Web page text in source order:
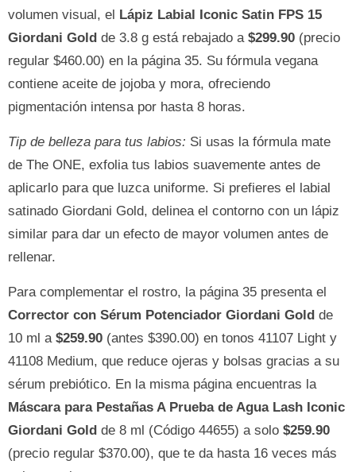
volumen visual, el Lápiz Labial Iconic Satin FPS 15
Giordani Gold de 3.8 g está rebajado a $299.90 (precio
regular $460.00) en la página 35. Su fórmula vegana
contiene aceite de jojoba y mora, ofreciendo
pigmentación intensa por hasta 8 horas.
Tip de belleza para tus labios: Si usas la fórmula mate
de The ONE, exfolia tus labios suavemente antes de
aplicarlo para que luzca uniforme. Si prefieres el labial
satinado Giordani Gold, delinea el contorno con un lápiz
similar para dar un efecto de mayor volumen antes de
rellenar.
Para complementar el rostro, la página 35 presenta el
Corrector con Sérum Potenciador Giordani Gold de
10 ml a $259.90 (antes $390.00) en tonos 41107 Light y
41108 Medium, que reduce ojeras y bolsas gracias a su
sérum prebiótico. En la misma página encuentras la
Máscara para Pestañas A Prueba de Agua Lash Iconic
Giordani Gold de 8 ml (Código 44655) a solo $259.90
(precio regular $370.00), que te da hasta 16 veces más